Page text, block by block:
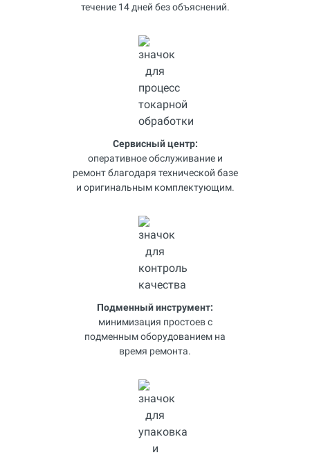
течение 14 дней без объяснений.
Сервисный центр:
оперативное обслуживание и
ремонт благодаря технической базе
и оригинальным комплектующим.
Подменный инструмент:
минимизация простоев с
подменным оборудованием на
время ремонта.